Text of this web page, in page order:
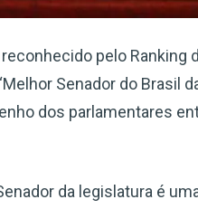
pelo Ranking
Senador do Brasil
dos parlamentares
da legislatura é